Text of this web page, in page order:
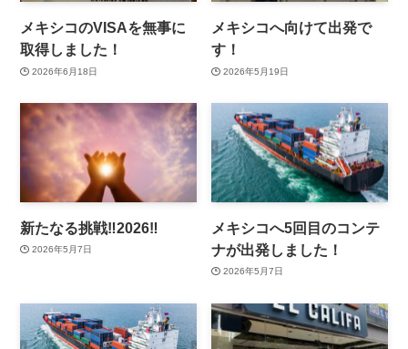
メキシコのVISAを無事に
取得しました！
2026年6月18日
メキシコへ向けて出発で
す！
2026年5月19日
新たなる挑戦‼️2026‼️
2026年5月7日
メキシコへ5回目のコンテ
ナが出発しました！
2026年5月7日